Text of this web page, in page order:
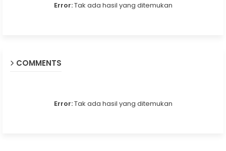
Error:Tak ada hasil yang ditemukan
COMMENTS
Error:Tak ada hasil yang ditemukan